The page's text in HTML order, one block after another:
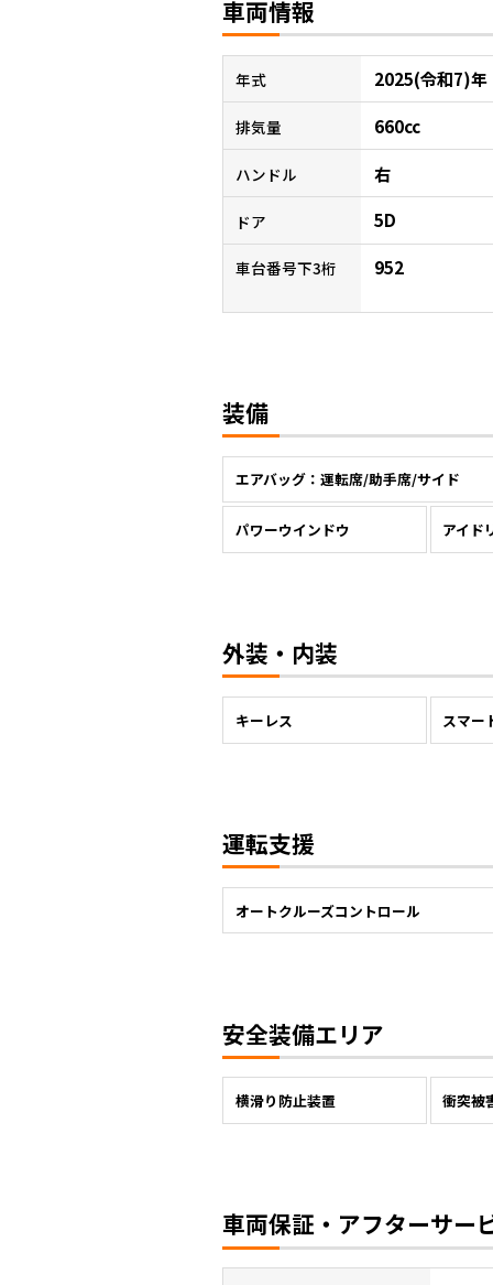
車両情報
年式 2025(令和7)年
排気量 660cc
ハンドル 右
ドア 5D
車台番号下3桁 952
装備
エアバッグ：運転席/助手席/サイド
パワーウインドウ アイド
外装・内装
キーレス スマー
運転支援
オートクルーズコントロール
安全装備エリア
横滑り防止装置 衝突被
車両保証・アフターサー